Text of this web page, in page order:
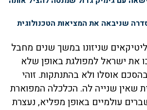
שניבאה את המציאות הטכנולוגית
שניזונו במשך שנים מחבל
את ישראל למפולגת באופן שלא
אוסלו ולא בהתנתקות. זוהי
שאין שנייה לה. הכלכלה המפוארת
עולמיים באופן מפליא, נעצרת